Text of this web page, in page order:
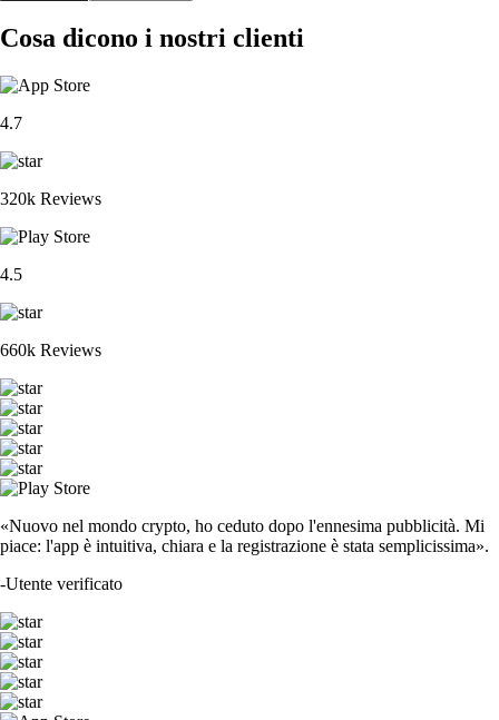
Cosa dicono i nostri clienti
4.7
320k Reviews
4.5
660k Reviews
«Nuovo nel mondo crypto, ho ceduto dopo l'ennesima pubblicità. Mi
piace: l'app è intuitiva, chiara e la registrazione è stata semplicissima».
-Utente verificato